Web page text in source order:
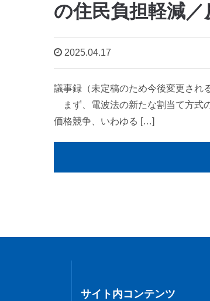
の住民負担軽減／
2025.04.17
議事録（未定稿のため今後変更さ
まず、電波法の新たな割当て方式
価格競争、いわゆる […]
サイト内コンテンツ